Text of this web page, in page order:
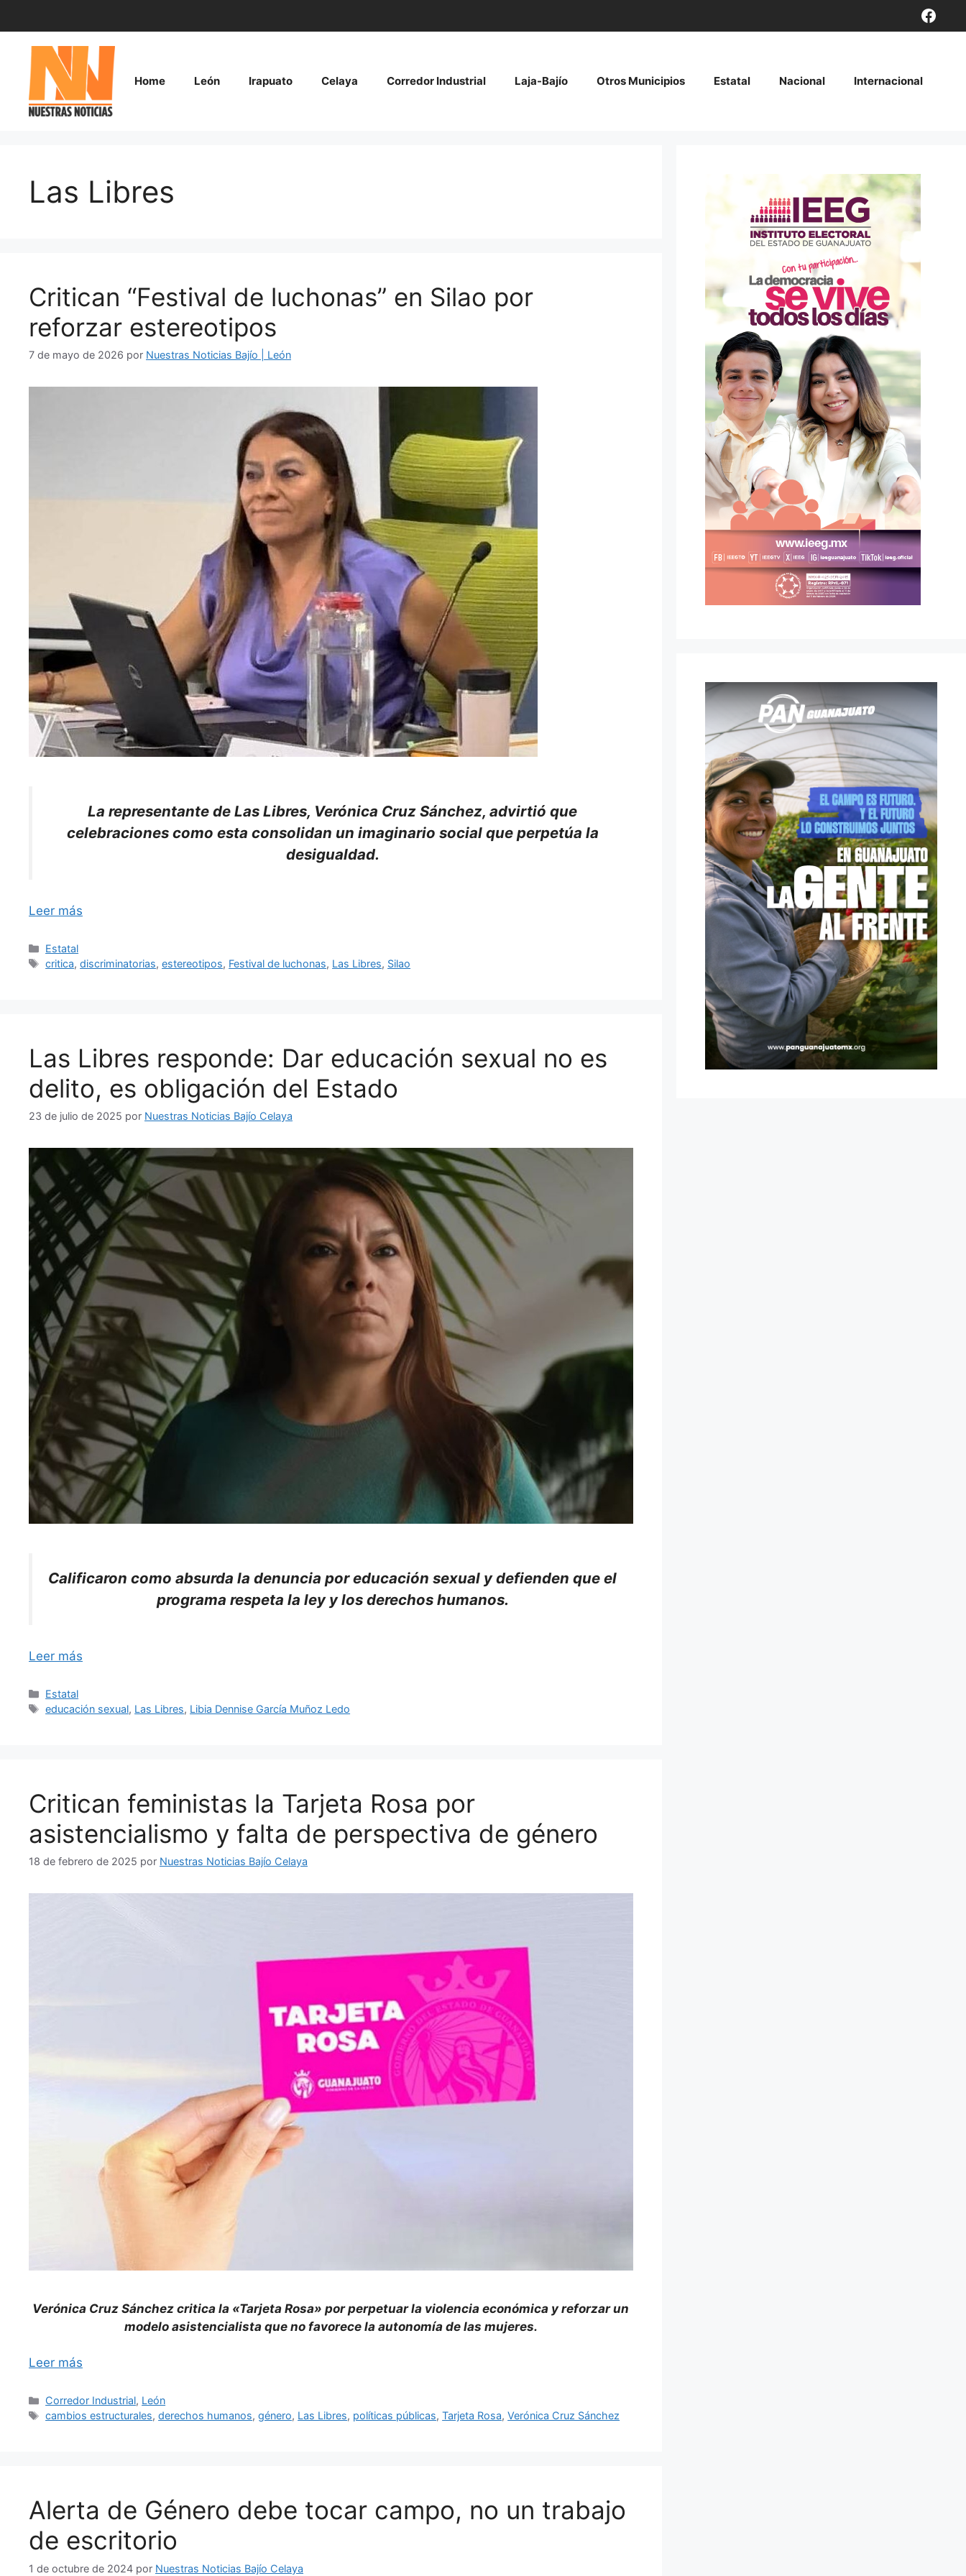
contenido
Home León Irapuato Celaya Corredor Industrial Laja-Bajío Otros Municipios Estatal Nacional Internacional
Las Libres
Critican “Festival de luchonas” en Silao por
reforzar estereotipos
7 de mayo de 2026 por Nuestras Noticias Bajío | León
La representante de Las Libres, Verónica Cruz Sánchez, advirtió que
celebraciones como esta consolidan un imaginario social que perpetúa la
desigualdad.
Leer más
Categorías
Estatal
Etiquetas
critica,discriminatorias,estereotipos, Festival de luchonas, Las Libres, Silao
Las Libres responde: Dar educación sexual no es
delito, es obligación del Estado
23 de julio de 2025 por Nuestras Noticias Bajío Celaya
Calificaron como absurda la denuncia por educación sexual y defienden que el
programa respeta la ley y los derechos humanos.
Leer más
Categorías
Estatal
Etiquetas
educación sexual, Las Libres, Libia Dennise García Muñoz Ledo
Critican feministas la Tarjeta Rosa por
asistencialismo y falta de perspectiva de género
18 de febrero de 2025 por Nuestras Noticias Bajío Celaya
Verónica Cruz Sánchez critica la «Tarjeta Rosa» por perpetuar la violencia económica y reforzar un
modelo asistencialista que no favorece la autonomía de las mujeres.
Leer más
Categorías
Corredor Industrial, León
Etiquetas
cambios estructurales,derechos humanos,género, Las Libres, políticas públicas,Tarjeta Rosa,Verónica Cruz Sánchez
Alerta de Género debe tocar campo, no un trabajo
de escritorio
1 de octubre de 2024 por Nuestras Noticias Bajío Celaya